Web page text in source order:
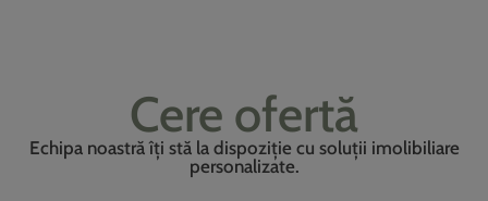
Cere ofertă
Echipa noastră îți stă la dispoziție cu soluții imolibiliare
personalizate.